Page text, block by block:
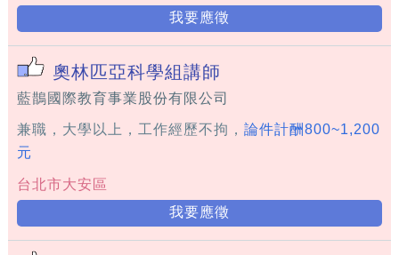
我要應徵
奧林匹亞科學組講師
藍鵲國際教育事業股份有限公司
兼職，大學以上，工作經歷不拘， 論件計酬800~1,200
元
台北市大安區
我要應徵